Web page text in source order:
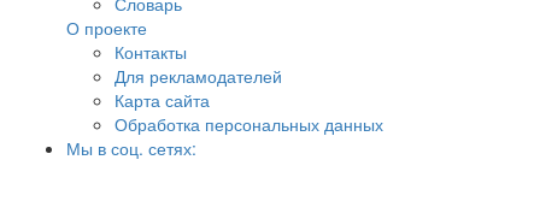
О проекте
Контакты
Для рекламодателей
Карта сайта
Обработка персональных данных
Мы в соц. сетях: